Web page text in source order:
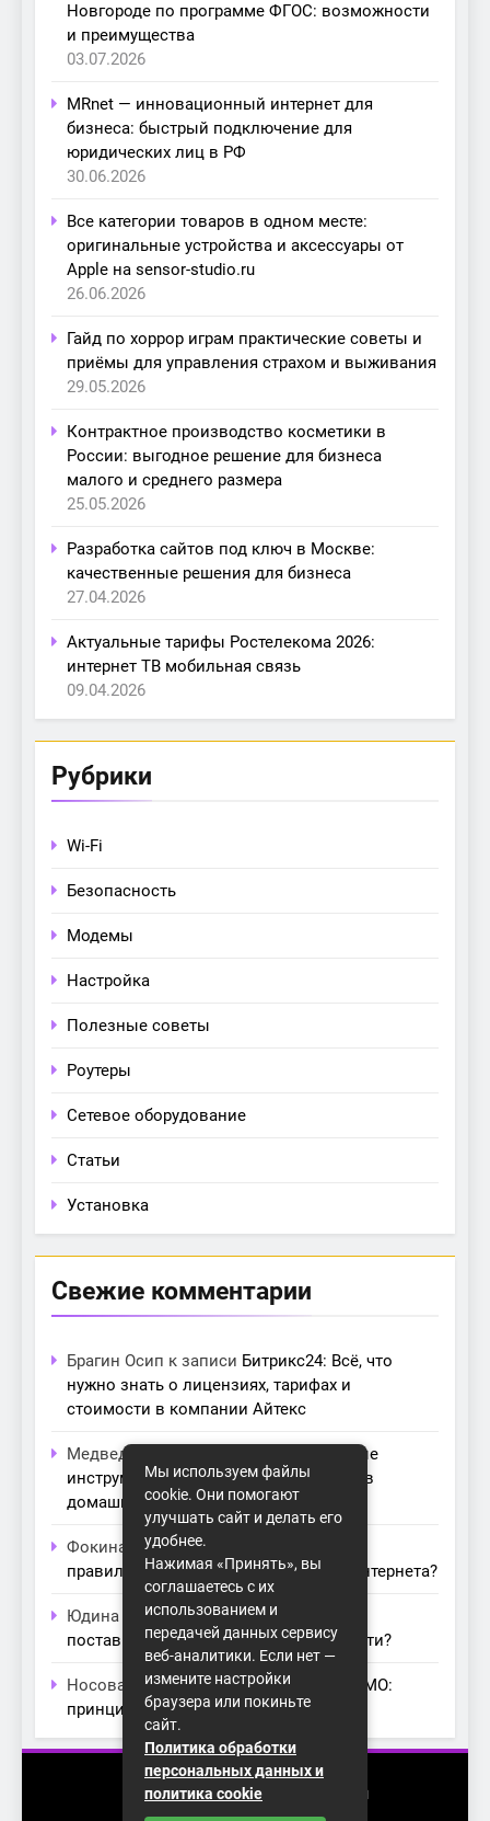
Новгороде по программе ФГОС: возможности
и преимущества
03.07.2026
MRnet — инновационный интернет для
бизнеса: быстрый подключение для
юридических лиц в РФ
30.06.2026
Все категории товаров в одном месте:
оригинальные устройства и аксессуары от
Apple на sensor-studio.ru
26.06.2026
Гайд по хоррор играм практические советы и
приёмы для управления страхом и выживания
29.05.2026
Контрактное производство косметики в
России: выгодное решение для бизнеса
малого и среднего размера
25.05.2026
Разработка сайтов под ключ в Москве:
качественные решения для бизнеса
27.04.2026
Актуальные тарифы Ростелекома 2026:
интернет ТВ мобильная связь
09.04.2026
Рубрики
Wi-Fi
Безопасность
Модемы
Настройка
Полезные советы
Роутеры
Сетевое оборудование
Статьи
Установка
Свежие комментарии
Брагин Осип к записи Битрикс24: Всё, что
нужно знать о лицензиях, тарифах и
стоимости в компании Айтекс
Медведева Амалия
Основные
инструменты для создания серверов в
домашних условиях
Фокина Невак записи
правильный модем для домашнего интернета?
Юдина Ивонак записиПроблемы с
поставщиками интернета: как их обойти?
Носова Агатак записиТехнология MIMO:
принципы работы и её преимущества
2026 (с) https://homenet-spb.ru
Мы используем файлы
cookie. Они помогают
улучшать сайт и делать его
удобнее.
Нажимая «Принять», вы
соглашаетесь с их
использованием и
передачей данных сервису
веб-аналитики. Если нет —
измените настройки
браузера или покиньте
сайт.
Политика обработки
персональных данных и
политика cookie